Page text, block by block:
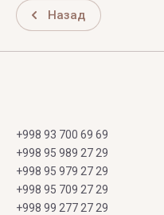
Назад
+998 93 700 69 69
+998 95 989 27 29
+998 95 979 27 29
+998 95 709 27 29
+998 99 277 27 29